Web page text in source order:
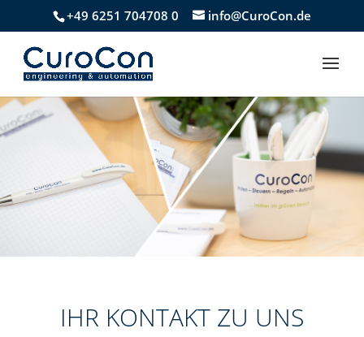
+49 6251 704708 0 info@CuroCon.de
IHR KONTAKT ZU UNS